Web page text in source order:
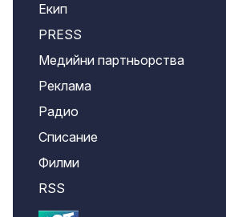
Екип
PRESS
Медийни партньорства
Реклама
Радио
Списание
Филми
RSS